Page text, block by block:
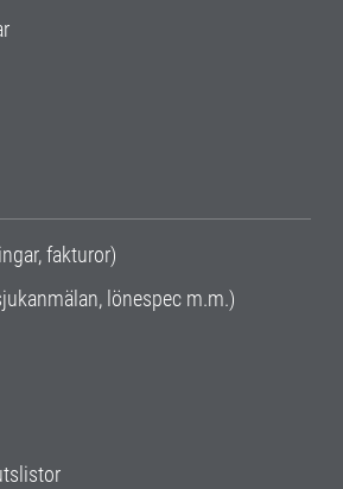
fakturor)
lönespec m.m.)